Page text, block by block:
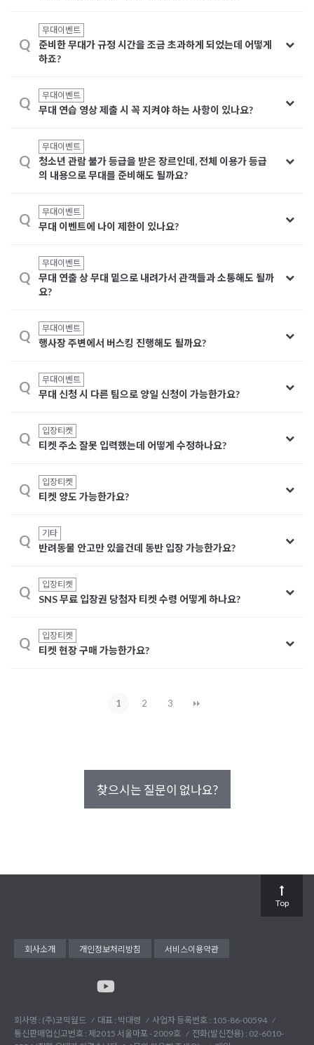
Q
무대이벤트
준비한 무대가 규정 시간을 조금 초과하게 되었는데 어떻게
하죠?
Q 무대이벤트
무대 연습 영상 제출 시 꼭 지켜야 하는 사항이 있나요?
Q
무대이벤트
청소년 관람 불가 등급을 받은 장르인데, 전체 이용가 등급
의 내용으로 무대를 준비해도 될까요?
Q 무대이벤트
무대 이벤트에 나이 제한이 있나요?
Q
무대이벤트
무대 연출 상 무대 밑으로 내려가서 관객들과 소통해도 될까
요?
Q 무대이벤트
행사장 주변에서 버스킹 진행해도 될까요?
Q 무대이벤트
무대 신청 시 다른 팀으로 양일 신청이 가능한가요?
Q 입장티켓
티켓 주소 잘못 입력했는데 어떻게 수정하나요?
Q 입장티켓
티켓 양도 가능한가요?
Q 기타
반려동물 안고만 있을건데 동반 입장 가능한가요?
Q 입장티켓
SNS 무료 입장권 당첨자 티켓 수령 어떻게 하나요?
Q 입장티켓
티켓 현장 구매 가능한가요?
1 2 3
찾으시는 질문이 없나요?
회사소개 개인정보처리방침 서비스이용약관
회사명 : (주)코믹월드 대표 : 박대령
사업자 등록번호 : 105-86-00594
통신판매업신고번호 : 제2015 서울마포 - 2009호
전화(발신전용) : 02-6010-
Top